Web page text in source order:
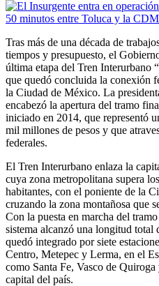
Tras más de una década de
tiempos y presupuesto, el
última etapa del Tren Interurbano
que quedó concluida la conexión
la Ciudad de México. La
encabezó la apertura del tramo
iniciado en 2014, que representó
mil millones de pesos y que
federales.
El Tren Interurbano enlaza la
cuya zona metropolitana supera
habitantes, con el poniente de la
cruzando la zona montañosa que
Con la puesta en marcha del
sistema alcanzó una longitud total
quedó integrado por siete
Centro, Metepec y Lerma, en el
como Santa Fe, Vasco de
capital del país.